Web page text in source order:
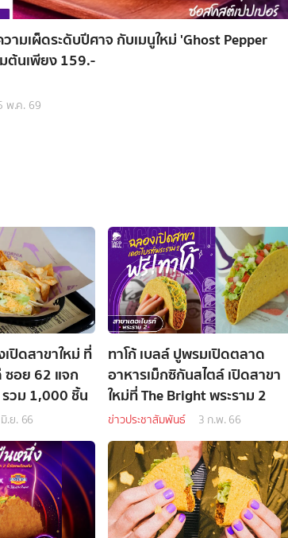
ามเผ็ดระดับปีศาจ กับเมนูใหม่ 'Ghost Pepper
เริ่มต้นเพียง 159.-
พ.ค. 69
ปิดสาขาใหม่ ที่
อย 62 แจก
ทาโก้ รวม 1,000 ชิ้น
.ย. 66
ทาโก้ เบลล์ ปูพรมเปิดตลาด
อาหารเม็กซิกันสไตล์ เปิดสาขา
ใหม่ที่ The Bright พระราม 2
ข่าวประชาสัมพันธ์ 3 ก.พ. 66